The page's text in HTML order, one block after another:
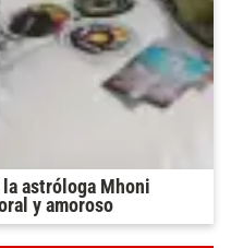
astróloga Mhoni
y amoroso